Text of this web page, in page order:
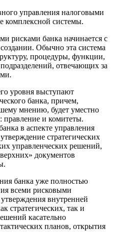
управления налоговыми
комплексной системы.
рисками банка начинается с
Обычно эта система
процедуры, функции,
отвечающих за
уровня выступают
банка, причем,
мнению, будет уместно
правление и комитеты.
в аспекте управления
стратегических
управленческих решений,
документов
банка уже полностью
всеми рисковыми
внутренней
стратегических, так и
касательно
планов, открытия